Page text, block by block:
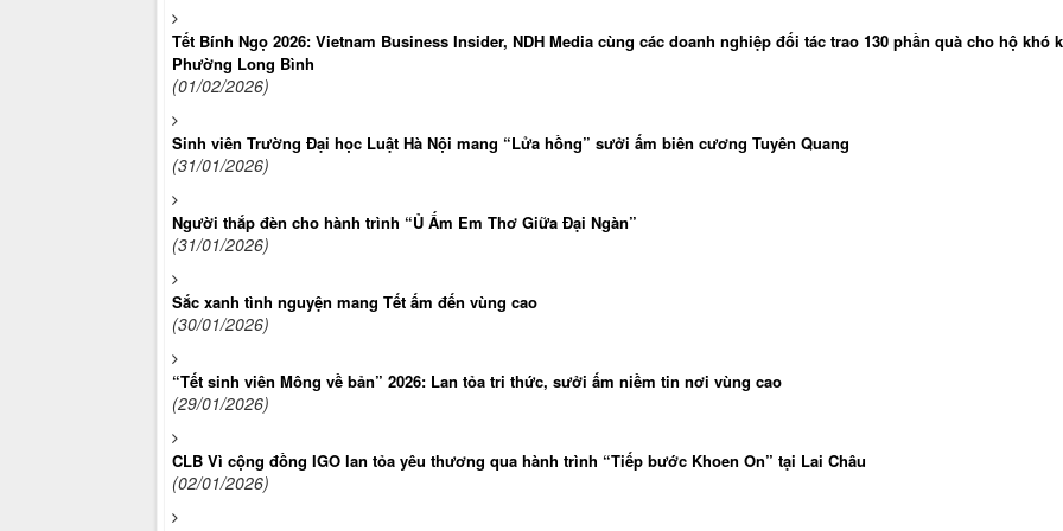
Tết Bính Ngọ 2026: Vietnam Business Insider, NDH Media cùng các doanh nghiệp đối tác trao 130 phần quà cho hộ khó
Phường Long Bình
(01/02/2026)
Sinh viên Trường Đại học Luật Hà Nội mang “Lửa hồng” sưởi ấm biên cương Tuyên Quang
(31/01/2026)
Người thắp đèn cho hành trình “Ủ Ấm Em Thơ Giữa Đại Ngàn”
(31/01/2026)
Sắc xanh tình nguyện mang Tết ấm đến vùng cao
(30/01/2026)
“Tết sinh viên Mông về bản” 2026: Lan tỏa tri thức, sưởi ấm niềm tin nơi vùng cao
(29/01/2026)
CLB Vì cộng đồng IGO lan tỏa yêu thương qua hành trình “Tiếp bước Khoen On” tại Lai Châu
(02/01/2026)